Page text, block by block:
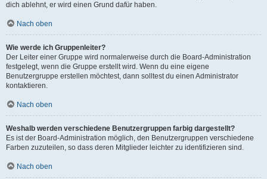
dich ablehnt, er wird einen Grund dafür haben.
Nach oben
Wie werde ich Gruppenleiter?
Der Leiter einer Gruppe wird normalerweise durch die Board-Administration
festgelegt, wenn die Gruppe erstellt wird. Wenn du eine eigene
Benutzergruppe erstellen möchtest, dann solltest du einen Administrator
kontaktieren.
Nach oben
Weshalb werden verschiedene Benutzergruppen farbig dargestellt?
Es ist der Board-Administration möglich, den Benutzergruppen verschiedene
Farben zuzuteilen, so dass deren Mitglieder leichter zu identifizieren sind.
Nach oben